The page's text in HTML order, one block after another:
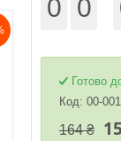
0 0
Готово
Код: 00-
164 ₴